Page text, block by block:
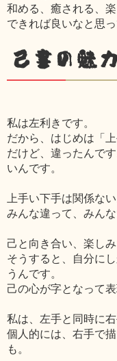
和める、癒される、
できれば良いなと思っ
己書の魅力
私は左利きです。
だから、はじめは「
だけど、違ったんで
いんです。
上手い下手は関係ない
みんな違って、みんな
己と向き合い、楽し
そうすると、自分に
うんです。
己の心が字となって
私は、左手と同時に
個人的には、右手で
も。